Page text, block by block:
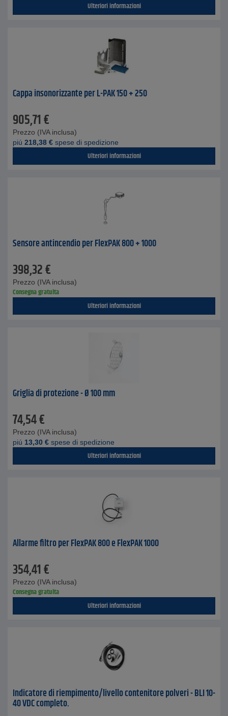
Ulteriori informazioni
Cappa insonorizzante per L-PAK 150 + 250
905,71€
Prezzo (IVA inclusa)
piú 218,38 € spese di spedizione
Ulteriori informazioni
Sensore antincendio per FlexPAK 800 + 1000
398,32€
Prezzo (IVA inclusa)
Consegna gratuita
Ulteriori informazioni
Griglia di protezione - Ø 100 mm
74,54€
Prezzo (IVA inclusa)
piú 13,30 € spese di spedizione
Ulteriori informazioni
Allarme filtro per FlexPAK 800 e FlexPAK 1000
354,41€
Prezzo (IVA inclusa)
Consegna gratuita
Ulteriori informazioni
Indicatore di riempimento/livello contenitore polveri - BLI 10-
40 VDC completo.